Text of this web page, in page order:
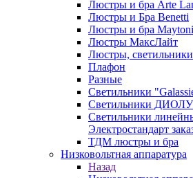
Люстры и бра Arte
Люстры и Бра Benetti
Люстры и бра
Люстры МаксЛайт
Люстры,
Плафон
Разные
Светильники
Светильники
Светильники
Электростандарт
ТДМ люстры и бра
Низковольтная аппаратура
Назад